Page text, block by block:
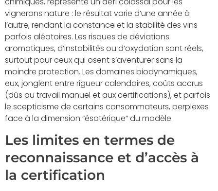
vignerons nature : le résultat varie d’une année à
l’autre, rendant la constance et la stabilité des vins
parfois aléatoires. Les risques de déviations
aromatiques, d’instabilités ou d’oxydation sont réels,
surtout pour ceux qui osent s’aventurer sans la
moindre protection. Les domaines biodynamiques,
eux, jonglent entre rigueur calendaires, coûts accrus
(dûs au travail manuel et aux certifications), et parfois
le scepticisme de certains consommateurs, perplexes
face à la dimension “ésotérique” du modèle.
Les limites en termes de
reconnaissance et d’accès à
la certification